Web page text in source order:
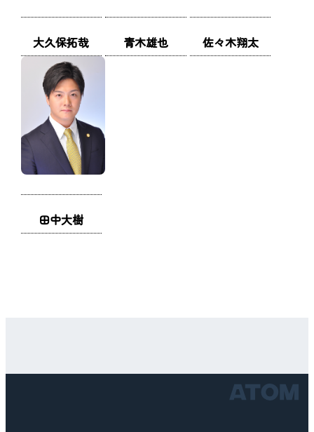
大久保拓哉 青木雄也 佐々木翔太
田中大樹